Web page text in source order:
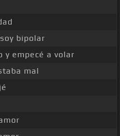
bipolar
y empecé a volar
mal